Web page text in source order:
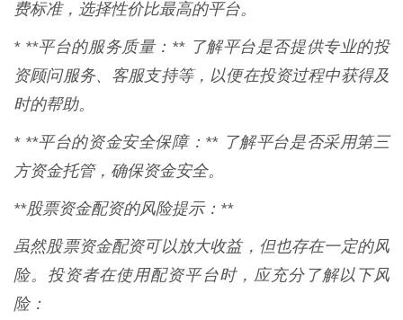
费标准，选择性价比最高的平台。
* **平台的服务质量：** 了解平台是否提供专业的投
资顾问服务、客服支持等，以便在投资过程中获得及
时的帮助。
* **平台的资金安全保障：** 了解平台是否采用第三
方资金托管，确保资金安全。
**股票资金配资的风险提示：**
虽然股票资金配资可以放大收益，但也存在一定的风
险。投资者在使用配资平台时，应充分了解以下风
险：